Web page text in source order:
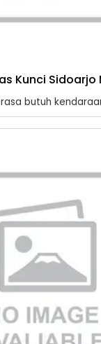
Kunci Sidoarjo
butuh